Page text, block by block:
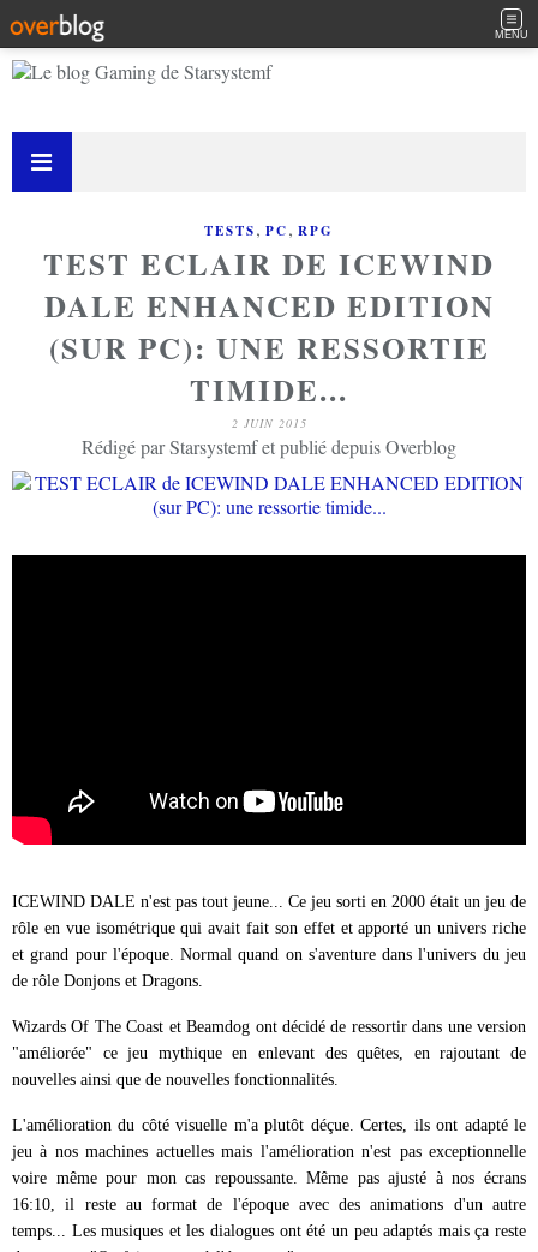
MENU
TESTS, PC, RPG
TEST ECLAIR DE ICEWIND
DALE ENHANCED EDITION
(SUR PC): UNE RESSORTIE
TIMIDE...
2 JUIN 2015
Rédigé par Starsystemf et publié depuis Overblog
ICEWIND DALE n'est pas tout jeune... Ce jeu sorti en 2000 était un jeu de
rôle en vue isométrique qui avait fait son effet et apporté un univers riche
et grand pour l'époque. Normal quand on s'aventure dans l'univers du jeu
de rôle Donjons et Dragons.
Wizards Of The Coast et Beamdog ont décidé de ressortir dans une version
"améliorée" ce jeu mythique en enlevant des quêtes, en rajoutant de
nouvelles ainsi que de nouvelles fonctionnalités.
L'amélioration du côté visuelle m'a plutôt déçue. Certes, ils ont adapté le
jeu à nos machines actuelles mais l'amélioration n'est pas exceptionnelle
voire même pour mon cas repoussante. Même pas ajusté à nos écrans
16:10, il reste au format de l'époque avec des animations d'un autre
temps... Les musiques et les dialogues ont été un peu adaptés mais ça reste